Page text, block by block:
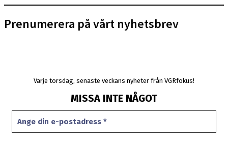
Prenumerera på vårt nyhetsbrev
Varje torsdag, senaste veckans nyheter från VGRfokus!
MISSA INTE NÅGOT